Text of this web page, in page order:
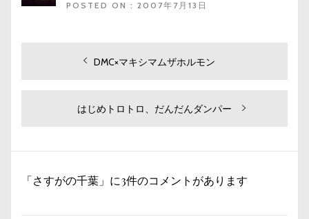
POSTED ON : 2007年7月13日
シ
過
投
DMC×マキシマムザホルモン
次
稿:
はじめトロトロ、だんだんダンパー
「さすがの千葉」に3件のコメントがあります